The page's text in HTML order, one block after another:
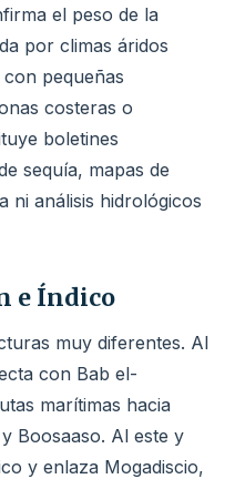
el peso de la
por climas áridos
pequeñas
costeras o
boletines
sequía, mapas de
ni análisis hidrológicos
e Índico
muy diferentes. Al
con Bab el-
marítimas hacia
Boosaaso. Al este y
y enlaza Mogadiscio,